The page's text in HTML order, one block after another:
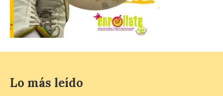
9 Ago 2026
La compañía, a través de
Express, conectará
que aumenta un 27% el número de plazas
en la ruta. La nueva programación
Lo más leído